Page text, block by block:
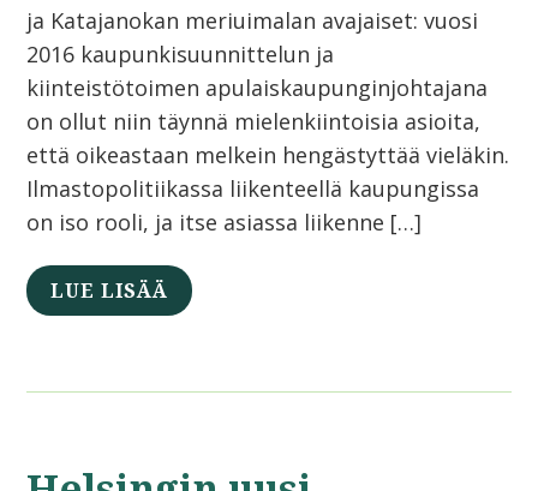
ja Katajanokan meriuimalan avajaiset: vuosi
2016 kaupunkisuunnittelun ja
kiinteistötoimen apulaiskaupunginjohtajana
on ollut niin täynnä mielenkiintoisia asioita,
että oikeastaan melkein hengästyttää vieläkin.
Ilmastopolitiikassa liikenteellä kaupungissa
on iso rooli, ja itse asiassa liikenne […]
LUE LISÄÄ